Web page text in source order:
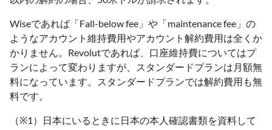
Wiseであれば「Fall-below fee」や「maintenance fee」の
ようなアカウント維持費用やアカウント解約費用は全くか
かりません。Revolutであれば、口座維持費についてはプ
ランによって変わりますが、スタンダードプランは月額無
料になっています。スタンダードプランでは解約費用も無
料です。
（※1）日本にいるときに日本の本人確認書類を資料して